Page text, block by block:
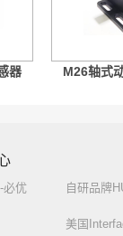
器 M26轴式
必优 自研品牌
美国